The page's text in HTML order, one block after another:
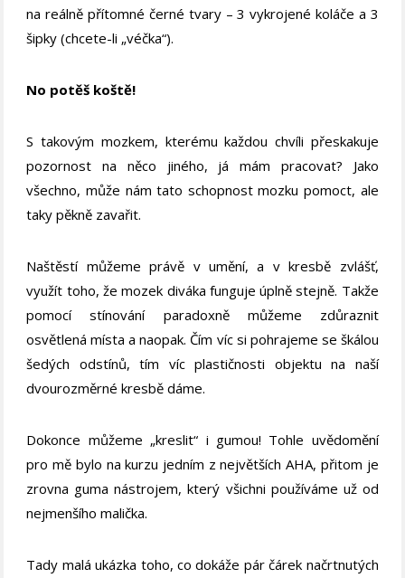
na reálně přítomné černé tvary – 3 vykrojené koláče a 3
šipky (chcete-li „véčka“).
No potěš koště!
S takovým mozkem, kterému každou chvíli přeskakuje
pozornost na něco jiného, já mám pracovat? Jako
všechno, může nám tato schopnost mozku pomoct, ale
taky pěkně zavařit.
Naštěstí můžeme právě v umění, a v kresbě zvlášť,
využít toho, že mozek diváka funguje úplně stejně. Takže
pomocí stínování paradoxně můžeme zdůraznit
osvětlená místa a naopak. Čím víc si pohrajeme se škálou
šedých odstínů, tím víc plastičnosti objektu na naší
dvourozměrné kresbě dáme.
Dokonce můžeme „kreslit“ i gumou! Tohle uvědomění
pro mě bylo na kurzu jedním z největších AHA, přitom je
zrovna guma nástrojem, který všichni používáme už od
nejmenšího malička.
Tady malá ukázka toho, co dokáže pár čárek načrtnutých